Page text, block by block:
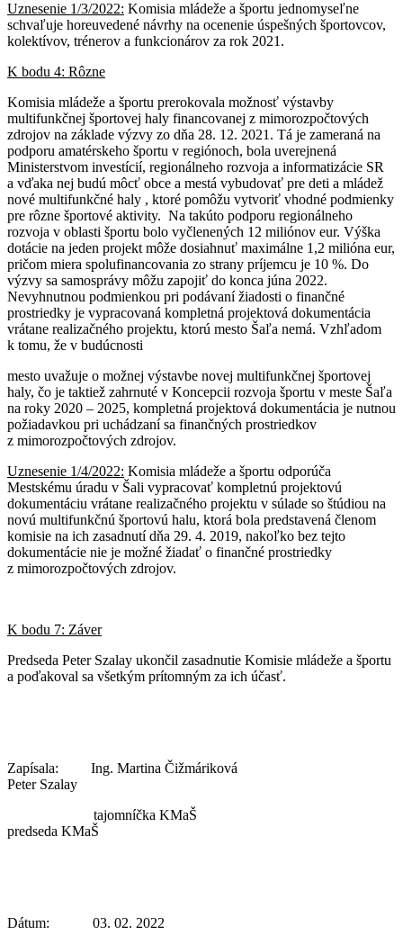
Uznesenie 1/3/2022: Komisia mládeže a športu jednomyseľne
schvaľuje horeuvedené návrhy na ocenenie úspešných športovcov,
kolektívov, trénerov a funkcionárov za rok 2021.
K bodu 4: Rôzne
Komisia mládeže a športu prerokovala možnosť výstavby
multifunkčnej športovej haly financovanej z mimorozpočtových
zdrojov na základe výzvy zo dňa 28. 12. 2021. Tá je zameraná na
podporu amatérskeho športu v regiónoch, bola uverejnená
Ministerstvom investícií, regionálneho rozvoja a informatizácie SR
a vďaka nej budú môcť obce a mestá vybudovať pre deti a mládež
nové multifunkčné haly , ktoré pomôžu vytvoriť vhodné podmienky
pre rôzne športové aktivity. Na takúto podporu regionálneho
rozvoja v oblasti športu bolo vyčlenených 12 miliónov eur. Výška
dotácie na jeden projekt môže dosiahnuť maximálne 1,2 milióna eur,
pričom miera spolufinancovania zo strany príjemcu je 10 %. Do
výzvy sa samosprávy môžu zapojiť do konca júna 2022.
Nevyhnutnou podmienkou pri podávaní žiadosti o finančné
prostriedky je vypracovaná kompletná projektová dokumentácia
vrátane realizačného projektu, ktorú mesto Šaľa nemá. Vzhľadom
k tomu, že v budúcnosti
mesto uvažuje o možnej výstavbe novej multifunkčnej športovej
haly, čo je taktiež zahrnuté v Koncepcii rozvoja športu v meste Šaľa
na roky 2020 – 2025, kompletná projektová dokumentácia je nutnou
požiadavkou pri uchádzaní sa finančných prostriedkov
z mimorozpočtových zdrojov.
Uznesenie 1/4/2022: Komisia mládeže a športu odporúča
Mestskému úradu v Šali vypracovať kompletnú projektovú
dokumentáciu vrátane realizačného projektu v súlade so štúdiou na
novú multifunkčnú športovú halu, ktorá bola predstavená členom
komisie na ich zasadnutí dňa 29. 4. 2019, nakoľko bez tejto
dokumentácie nie je možné žiadať o finančné prostriedky
z mimorozpočtových zdrojov.
K bodu 7: Záver
Predseda Peter Szalay ukončil zasadnutie Komisie mládeže a športu
a poďakoval sa všetkým prítomným za ich účasť.
Zapísala: Ing. Martina Čižmáriková
Peter Szalay
tajomníčka KMaŠ
predseda KMaŠ
Dátum: 03. 02. 2022